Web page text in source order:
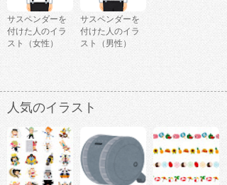
サスペンダーを
付けた人のイラ
スト（女性）
サスペンダーを
付けた人のイラ
スト（男性）
人気のイラスト